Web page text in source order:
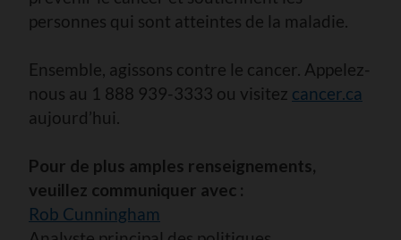
personnes qui sont atteintes de la maladie.
Ensemble, agissons contre le cancer. Appelez-
nous au 1 888 939-3333 ou visitez cancer.ca
aujourd’hui.
Pour de plus amples renseignements,
veuillez communiquer avec :
Rob Cunningham